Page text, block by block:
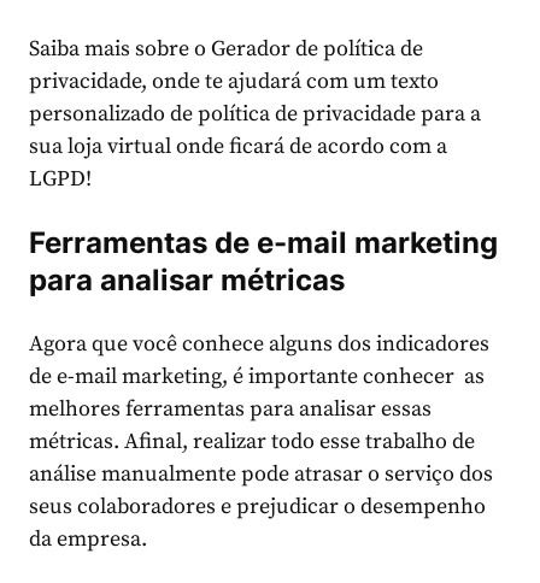
Saiba mais sobre o Gerador de política de
privacidade, onde te ajudará com um texto
personalizado de política de privacidade para a
sualoja virtualonde ficará de acordo com a
LGPD!
Ferramentas de e-mail marketing
para analisar métricas
Agora que você conhece alguns dos indicadores
de e-mail marketing, é importante conhecer as
melhores ferramentas para analisar essas
métricas. Afinal, realizar todo esse trabalho de
análise manualmente pode atrasar o serviço dos
seus colaboradores e prejudicar o desempenho
da empresa.